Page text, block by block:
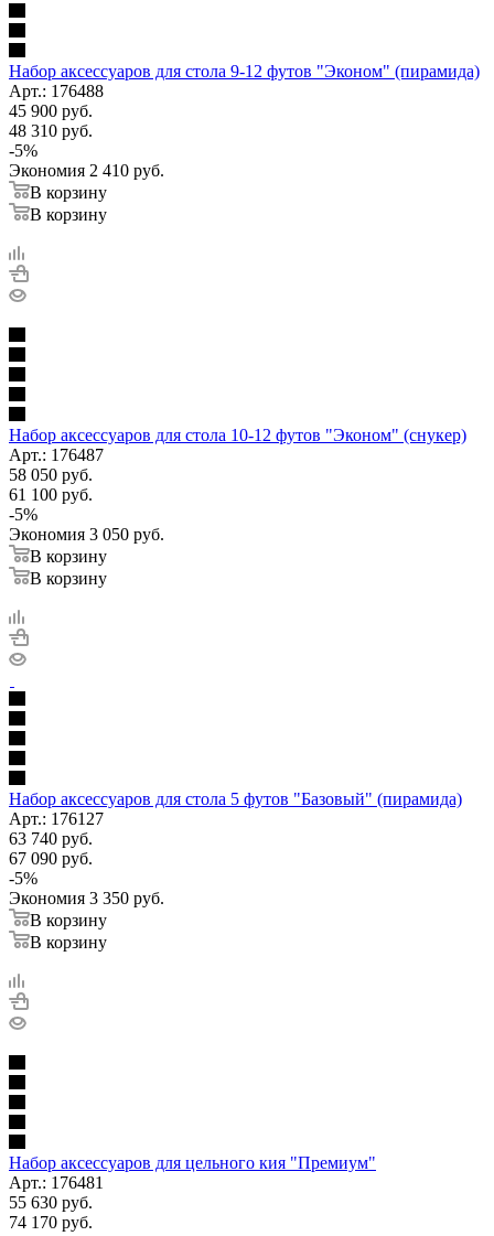
Набор аксессуаров для стола 9-12 футов "Эконом" (пирамида)
Арт.: 176488
45 900 руб.
48 310 руб.
-5%
Экономия 2 410 руб.
В корзину
В корзину
Набор аксессуаров для стола 10-12 футов "Эконом" (снукер)
Арт.: 176487
58 050 руб.
61 100 руб.
-5%
Экономия 3 050 руб.
В корзину
В корзину
Набор аксессуаров для стола 5 футов "Базовый" (пирамида)
Арт.: 176127
63 740 руб.
67 090 руб.
-5%
Экономия 3 350 руб.
В корзину
В корзину
Набор аксессуаров для цельного кия "Премиум"
Арт.: 176481
55 630 руб.
74 170 руб.